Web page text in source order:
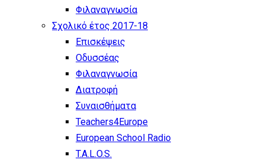
Φιλαναγνωσία
Σχολικό έτος 2017-18
Επισκέψεις
Οδυσσέας
Φιλαναγνωσία
Διατροφή
Συναισθήματα
Teachers4Europe
European School Radio
T.A.L.O.S.